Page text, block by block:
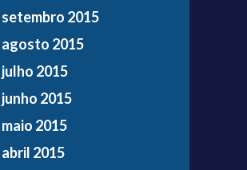
setembro 2015
agosto 2015
julho 2015
junho 2015
maio 2015
abril 2015